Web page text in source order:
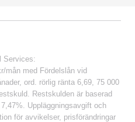
Services:
mån med Fördelslån vid
ord. rörlig ränta 6,69, 75 000
Restskulden är baserad
Uppläggningsavgift och
för avvikelser, prisförändringar